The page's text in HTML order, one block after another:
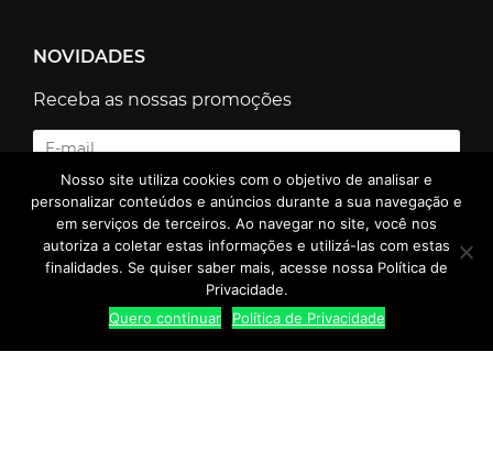
NOVIDADES
Receba as nossas promoções
SUA SEGURANÇA
Nosso site utiliza cookies com o objetivo de analisar e
personalizar conteúdos e anúncios durante a sua navegação e
em serviços de terceiros. Ao navegar no site, você nos
autoriza a coletar estas informações e utilizá-las com estas
finalidades. Se quiser saber mais, acesse nossa Política de
Privacidade.
Quero continuar
Política de Privacidade